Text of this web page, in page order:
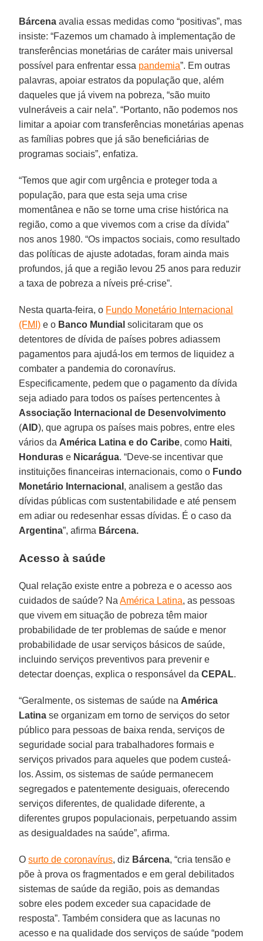
Bárcena avalia essas medidas como “positivas”, mas
insiste: “Fazemos um chamado à implementação de
transferências monetárias de caráter mais universal
possível para enfrentar essa pandemia”. Em outras
palavras, apoiar estratos da população que, além
daqueles que já vivem na pobreza, “são muito
vulneráveis a cair nela”. “Portanto, não podemos nos
limitar a apoiar com transferências monetárias apenas
as famílias pobres que já são beneficiárias de
programas sociais”, enfatiza.
“Temos que agir com urgência e proteger toda a
população, para que esta seja uma crise
momentânea e não se torne uma crise histórica na
região, como a que vivemos com a crise da dívida”
nos anos 1980. “Os impactos sociais, como resultado
das políticas de ajuste adotadas, foram ainda mais
profundos, já que a região levou 25 anos para reduzir
a taxa de pobreza a níveis pré-crise”.
Nesta quarta-feira, o Fundo Monetário Internacional
(FMI) e o Banco Mundial solicitaram que os
detentores de dívida de países pobres adiassem
pagamentos para ajudá-los em termos de liquidez a
combater a pandemia do coronavírus.
Especificamente, pedem que o pagamento da dívida
seja adiado para todos os países pertencentes à
Associação Internacional de Desenvolvimento
(AID), que agrupa os países mais pobres, entre eles
vários da América Latina e do Caribe, como Haiti,
Honduras e Nicarágua. “Deve-se incentivar que
instituições financeiras internacionais, como o Fundo
Monetário Internacional , analisem a gestão das
dívidas públicas com sustentabilidade e até pensem
em adiar ou redesenhar essas dívidas. É o caso da
Argentina”, afirma Bárcena.
Acesso à saúde
Qual relação existe entre a pobreza e o acesso aos
cuidados de saúde? NaAmérica Latina, as pessoas
que vivem em situação de pobreza têm maior
probabilidade de ter problemas de saúde e menor
probabilidade de usar serviços básicos de saúde,
incluindo serviços preventivos para prevenir e
detectar doenças, explica o responsável daCEPAL.
“Geralmente, os sistemas de saúde na América
Latina se organizam em torno de serviços do setor
público para pessoas de baixa renda, serviços de
seguridade social para trabalhadores formais e
serviços privados para aqueles que podem custeá-
los. Assim, os sistemas de saúde permanecem
segregados e patentemente desiguais, oferecendo
serviços diferentes, de qualidade diferente, a
diferentes grupos populacionais, perpetuando assim
as desigualdades na saúde”, afirma.
O surto de coronavírus, diz Bárcena, “cria tensão e
põe à prova os fragmentados e em geral debilitados
sistemas de saúde da região, pois as demandas
sobre eles podem exceder sua capacidade de
resposta”. Também considera que as lacunas no
acesso e na qualidade dos serviços de saúde “podem